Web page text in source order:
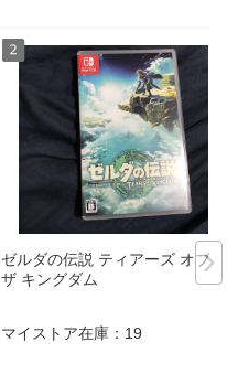
ゼルダの伝説 ティアーズ オブ
ザ キングダム
マイストア在庫： 19